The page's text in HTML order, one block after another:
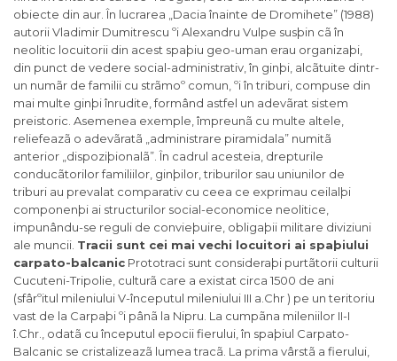
obiecte din aur. În lucrarea „Dacia înainte de Dromihete” (1988)
autorii Vladimir Dumitrescu ºi Alexandru Vulpe susþin cã în
neolitic locuitorii din acest spaþiu geo-uman erau organizaþi,
din punct de vedere social-administrativ, în ginþi, alcãtuite dintr-
un numãr de familii cu strãmoº comun, ºi în triburi, compuse din
mai multe ginþi înrudite, formând astfel un adevãrat sistem
preistoric. Asemenea exemple, împreunã cu multe altele,
reliefeazã o adevãratã „administrare piramidala” numitã
anterior „dispoziþionalã”. În cadrul acesteia, drepturile
conducãtorilor familiilor, ginþilor, triburilor sau uniunilor de
triburi au prevalat comparativ cu ceea ce exprimau ceilalþi
componenþi ai structurilor social-economice neolitice,
impunându-se reguli de convieþuire, obligaþii militare diviziuni
ale muncii. Tracii sunt cei mai vechi locuitori ai spaþiului
carpato-balcanic Prototraci sunt consideraþi purtãtorii culturii
Cucuteni-Tripolie, culturã care a existat circa 1500 de ani
(sfârºitul mileniului V-începutul mileniului III a.Chr ) pe un teritoriu
vast de la Carpaþi ºi pânã la Nipru. La cumpãna mileniilor II-I
î.Chr., odatã cu începutul epocii fierului, în spaþiul Carpato-
Balcanic se cristalizeazã lumea tracã. La prima vârstã a fierului,